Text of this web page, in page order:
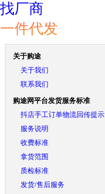
找厂商
一件代发
关于购途
关于我们
联系我们
购途网平台发货服务标准
抖店手工订单物流回传提示
服务说明
收费标准
拿货范围
质检标准
发货/售后服务